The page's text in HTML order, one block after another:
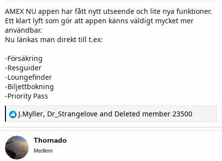
e
r
AMEX NU appen har fått nytt utseende och lite nya funktioner.
Ett klart lyft som gör att appen känns väldigt mycket mer
användbar.
Nu länkas man direkt till t.ex:
-Försäkring
-Resguider
-Loungefinder
-Biljettbokning
-Priority Pass
R
e
a
c
t
i
o
J.Myller, Dr_Strangelove and Deleted member 23500
Thornado
Medlem